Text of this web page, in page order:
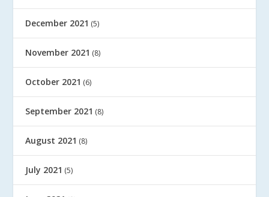
December 2021 (5)
November 2021 (8)
October 2021 (6)
September 2021 (8)
August 2021 (8)
July 2021 (5)